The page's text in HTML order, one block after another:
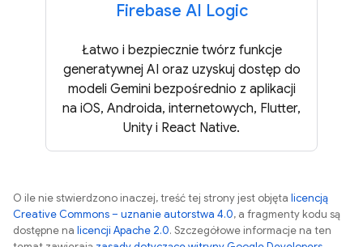
Firebase AI Logic
Łatwo i bezpiecznie twórz funkcje
generatywnej AI oraz uzyskuj dostęp do
modeli Gemini bezpośrednio z aplikacji
na iOS, Androida, internetowych, Flutter,
Unity i React Native.
O ile nie stwierdzono inaczej, treść tej strony jest objęta licencją
Creative Commons – uznanie autorstwa 4.0, a fragmenty kodu są
dostępne na licencji Apache 2.0. Szczegółowe informacje na ten